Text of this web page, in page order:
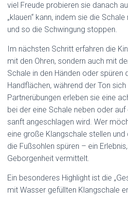
viel Freude probieren sie danach
„klauen“ kann, indem sie die
und so die Schwingung stoppen.
Im nächsten Schritt erfahren die
mit den Ohren, sondern auch mit
Schale in den Händen oder spüren
Handflächen, während der Ton
Partnerübungen erleben sie eine
bei der eine Schale neben oder
sanft angeschlagen wird. Wer
eine große Klangschale stellen und
die Fußsohlen spüren – ein
Geborgenheit vermittelt.
Ein besonderes Highlight ist die
mit Wasser gefüllten Klangschale